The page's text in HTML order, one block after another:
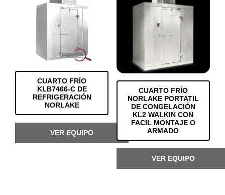
CUARTO FRÍO
KLB7466-C DE
REFRIGERACIÓN
NORLAKE
VER EQUIPO
CUARTO FRÍO
NORLAKE PORTATIL
DE CONGELACIÓN
KL2 WALKIN CON
FACIL MONTAJE O
ARMADO
VER EQUIPO